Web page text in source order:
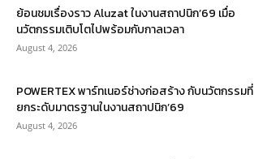
ย้อนชมเรื่องราว Aluzat ในงานสถาปนิก’69 เมื่อ
นวัตกรรมเติบโตไปพร้อมกับกาลเวลา
August 4, 2026
POWERTEX พาร์ทเนอร์ช่างก่อสร้าง กับนวัตกรรมที่
ยกระดับมาตรฐานในงานสถาปนิก’69
August 4, 2026